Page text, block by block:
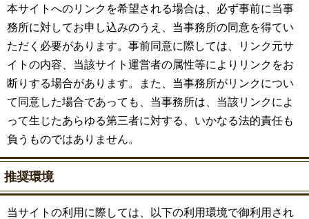
本サイトへのリンクを希望される場合は、必ず事前に当事
務所に対してお申し込みのうえ、当事務所の同意を得てい
ただく必要があります。事前同意に際しては、リンク元サ
イトの内容、当該サイト運営者の属性等によりリンクをお
断りする場合があります。また、当事務所がリンクについ
て同意した場合であっても、当事務所は、当該リンクによ
って生じたあらゆる第三者に対する、いかなる法的責任も
負うものではありません。
推奨環境
当サイトの利用に際しては、以下の利用環境で御利用され